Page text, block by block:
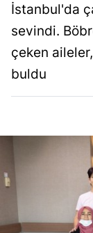
İstanbul'da
sevindi.
çeken
buldu